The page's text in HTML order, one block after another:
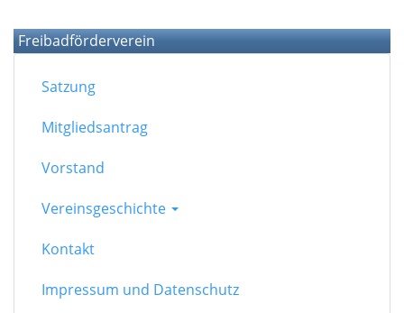
Freibadförderverein
Satzung
Mitgliedsantrag
Vorstand
Vereinsgeschichte
Kontakt
Impressum und Datenschutz